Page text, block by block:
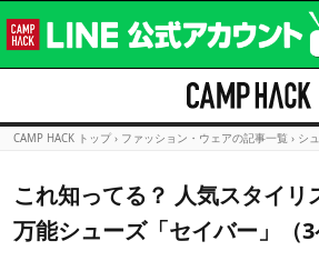
CAMP HACK トップ › ファッション・ウェアの記事一覧 › シ
これ知ってる？ 人気スタイリ
万能シューズ「セイバー」（3